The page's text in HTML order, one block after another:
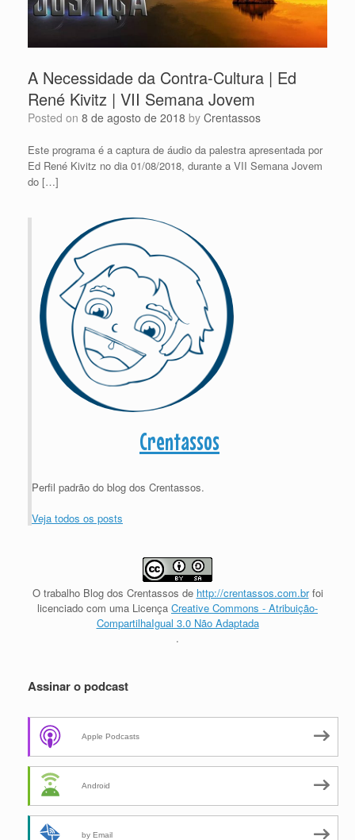
A Necessidade da Contra-Cultura | Ed
René Kivitz | VII Semana Jovem
Posted on 8 de agosto de 2018 by Crentassos
Este programa é a captura de áudio da palestra apresentada por
Ed René Kivitz no dia 01/08/2018, durante a VII Semana Jovem
do […]
Crentassos
Perfil padrão do blog dos Crentassos.
Veja todos os posts
O trabalho Blog dos Crentassos de http://crentassos.com.brfoi
licenciado com uma Licença Creative Commons - Atribuição-
CompartilhaIgual 3.0 Não Adaptada
.
Assinar o podcast
Apple Podcasts
Android
by Email